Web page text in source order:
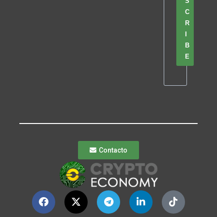
C
R
B
E
Contacto